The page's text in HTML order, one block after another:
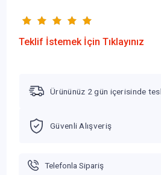
Teklif İstemek İçin Tıklayınız
Ürününüz 2 gün içerisinde
Güvenli Alışveriş
Telefonla Sipariş